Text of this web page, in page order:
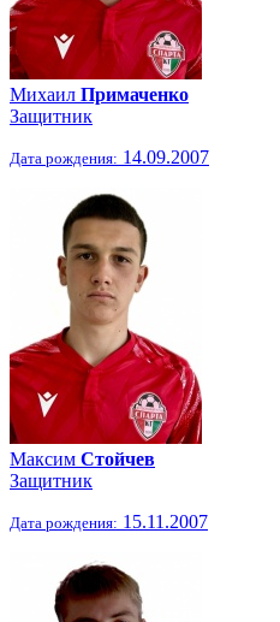
Михаил Примаченко
Защитник
Дата рождения: 14.09.2007
Максим Стойчев
Защитник
Дата рождения: 15.11.2007